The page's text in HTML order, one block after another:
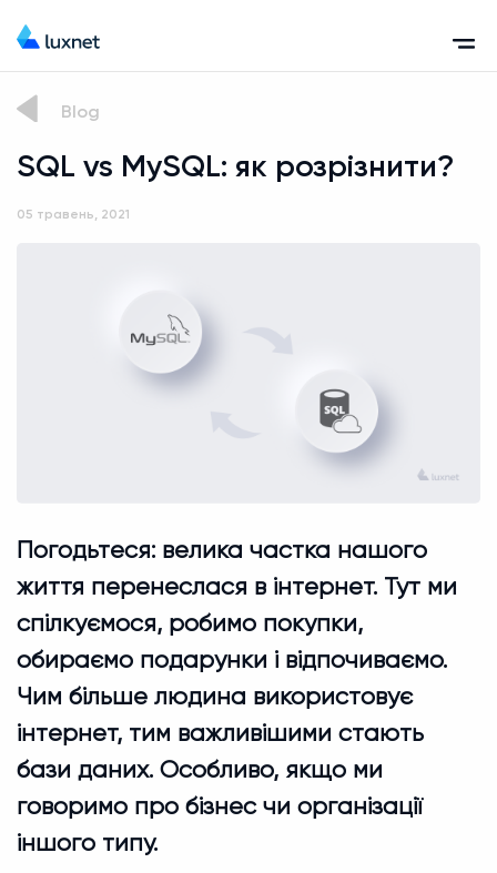
Blog
SQL vs MySQL: як розрізнити?
05 травень, 2021
Погодьтеся: велика частка нашого
життя перенеслася в інтернет. Тут ми
спілкуємося, робимо покупки,
обираємо подарунки і відпочиваємо.
Чим більше людина використовує
інтернет, тим важливішими стають
бази даних. Особливо, якщо ми
говоримо про бізнес чи організації
іншого типу.